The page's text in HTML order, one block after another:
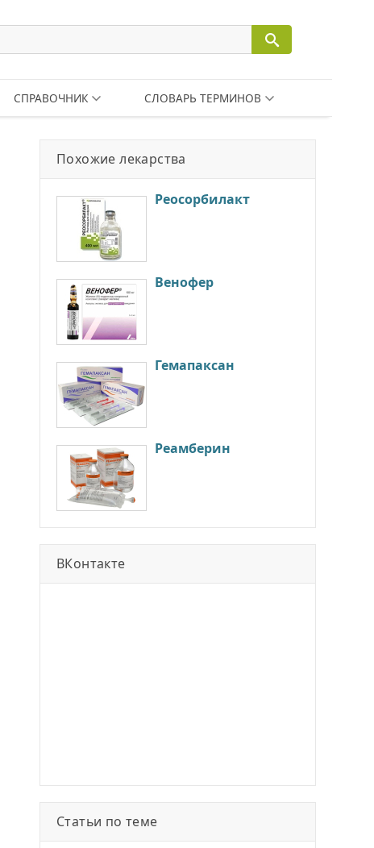
СПРАВОЧНИК СЛОВАРЬ ТЕРМИНОВ
Похожие лекарства
Реосорбилакт
Венофер
Гемапаксан
Реамберин
ВКонтакте
Статьи по теме